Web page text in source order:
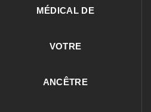
MÉDICAL DE
VOTRE
ANCÊTRE